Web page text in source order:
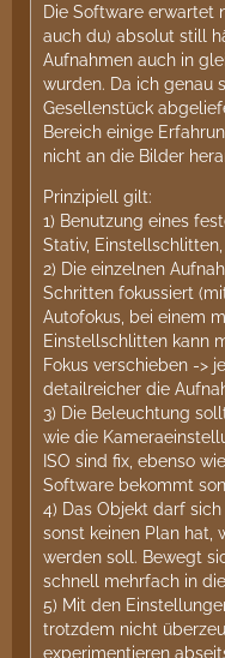
Die Software erwartet
auch du) absolut still
Aufnahmen auch in
wurden. Da ich genau
Gesellenstück
Bereich einige
nicht an die Bilder
Prinzipiell gilt:
1) Benutzung eines
Stativ, Einstellschlitten,
2) Die einzelnen
Schritten fokussiert
Autofokus, bei einem
Einstellschlitten kann
Fokus verschieben ->
detailreicher die
3) Die Beleuchtung
wie die
ISO sind fix, ebenso
Software bekommt
4) Das Objekt darf
sonst keinen Plan hat,
werden soll. Bewegt
schnell mehrfach in
5) Mit den
trotzdem nicht
experimentieren